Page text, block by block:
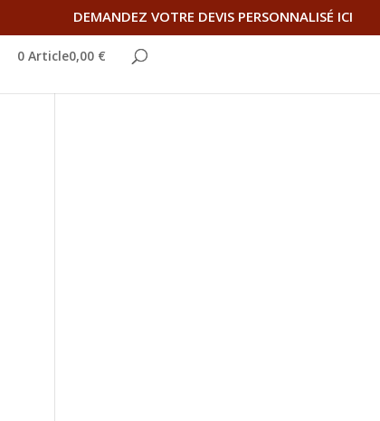
DEMANDEZ VOTRE DEVIS PERSONNALISÉ ICI
0 Article0,00 €